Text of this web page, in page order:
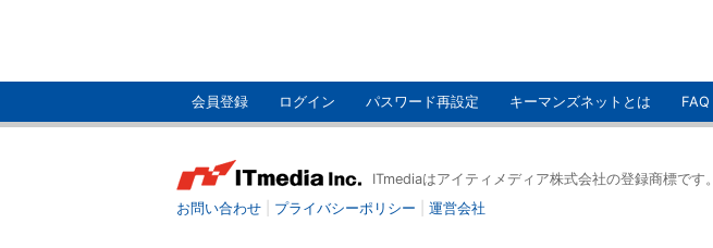
会員登録 ログイン パスワード再設定 キーマンズネットとは FAQ
ITmediaはアイティメディア株式会社の登録商標です。
お問い合わせ
プライバシーポリシー 運営会社